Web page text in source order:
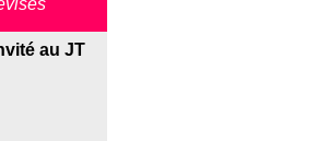
au JT